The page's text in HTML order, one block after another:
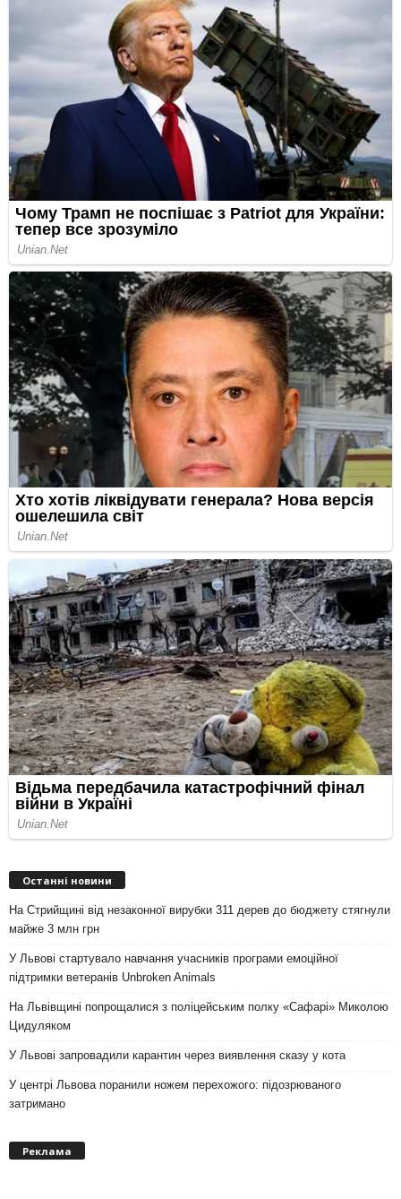
Останні новини
На Стрийщині від незаконної вирубки 311 дерев до бюджету стягнули
майже 3 млн грн
У Львові стартувало навчання учасників програми емоційної
підтримки ветеранів Unbroken Animals
На Львівщині попрощалися з поліцейським полку «Сафарі» Миколою
Цидуляком
У Львові запровадили карантин через виявлення сказу у кота
У центрі Львова поранили ножем перехожого: підозрюваного
затримано
Реклама